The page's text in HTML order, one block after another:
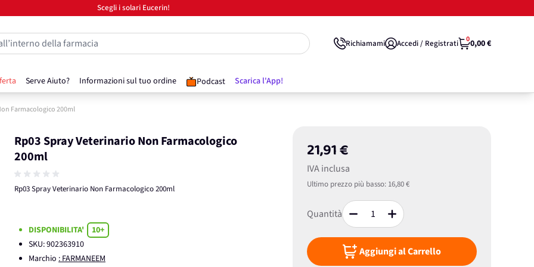
Scegli i solari Eucerin!
Serve Aiuto? Informazioni sul tuo ordine Podcast Scarica l'App!
della farmacia Richiamami Accedi / Registrati 00,00 €
Farmacologico 200ml
Rp03 Spray Veterinario Non Farmacologico
200ml
Rp03 Spray Veterinario Non Farmacologico 200ml
21,91 €
IVA inclusa
Ultimo prezzo più basso: 16,80 €
Quantità
Aggiungi al Carrello
DISPONIBILITA'
10+
SKU:902363910
Marchio : FARMANEEM